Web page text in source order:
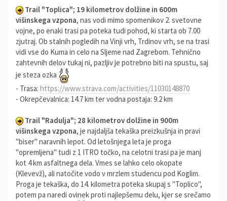
Trail "Toplica"; 19 kilometrov dolžine in 600m
višinskega vzpona, nas vodi mimo spomenikov 2. svetovne
vojne, po enaki trasi pa poteka tudi pohod, ki starta ob 7.00
zjutraj. Ob stalnih pogledih na Vinji vrh, Trdinov vrh, se na trasi
vidi vse do Kuma in celo na Sljeme nad Zagrebom. Tehnično
zahtevnih delov tukaj ni, pazljiv je potrebno biti na spustu, saj
je steza ozka
- Trasa: https://www.strava.com/activities/11030148870
- Okrepčevalnica: 14.7 km ter vodna postaja: 9.2 km
Trail "Radulja"; 28 kilometrov dolžine in 900m
višinskega vzpona, je najdaljša tekaška preizkušnja in pravi
"biser" naravnih lepot. Od letošnjega leta je proga
"opremljena" tudi z 1 ITRO točko, na celotni trasi pa je manj
kot 4 km asfaltnega dela. Vmes se lahko celo okopate
(Klevevž), ali natočite vodo v mrzlem studencu pod Koglim.
Proga je tekaška, do 14. kilometra poteka skupaj s "Toplico",
potem pa naredi ovinek proti najlepšemu delu, kjer se srečamo